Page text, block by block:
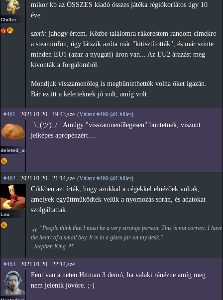
Chiller
mikor kb az ÖSSZES kiadó összes játéka régiókorlátos úgy 10
éve...
szerk: jahogy értem. Közbe találomra rákerestem random címekre
a steaminfon, úgy látszik azóta már "kitisztították", és már szinte
minden EU1 (azaz a nyugati) áron van... Az EU2 árazást meg
kivonták a forgalomból.
Mondjuk visszamenőleg is megbüntethették volna őket igazán.
Bár ez itt a keletieknek jó volt, amíg volt.
#461 - 2021.01.20 - 19:43,sze (Válasz #460 @Chiller)
deleted_user2
¯\_(ツ)_/¯ Amúgy "visszamnenőlegesen" büntetnek, viszont
jelképes aprópénzért....
#462 - 2021.01.20 - 21:14,sze (Válasz #460 @Chiller)
Lou
Cikkben azt írták, hogy azokkal a cégekkel elnézőek voltak,
amelyek együttműködtek velük a nyomozás során, és adatokat
szolgáltattak.
"People think that I must be a very strange person. This is not correct. I have
the heart of a small boy. It is in a glass jar on my desk."
- Stephen King
#463 - 2021.01.20 - 22:14,sze
Fent van a neten Hitman 3 demó, ha valaki ránézne amíg meg
nem jelenik jövőre. ;-)